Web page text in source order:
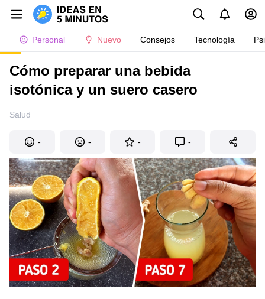
Personal Nuevo Consejos Tecnología
Cómo preparar una bebida
isotónica y un suero casero
Salud
- - - -